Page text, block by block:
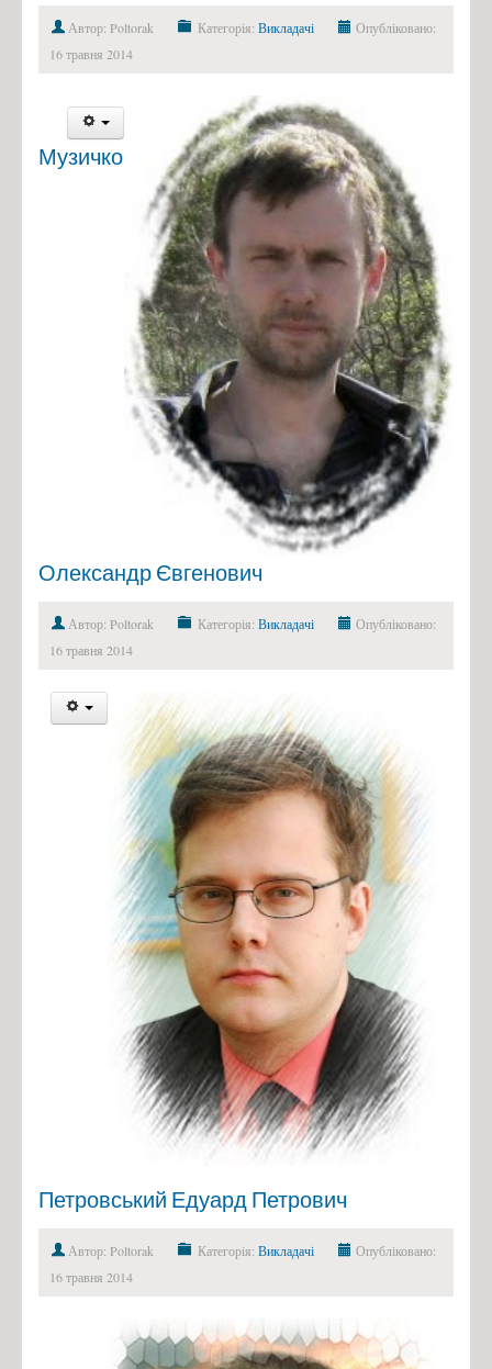
Автор: Poltorak Категорія: Викладачі
Опубліковано:
16 травня 2014
Музичко
Олександр Євгенович
Автор: Poltorak Категорія: Викладачі
Опубліковано:
16 травня 2014
Петровський Едуард Петрович
Автор: Poltorak Категорія: Викладачі
Опубліковано:
16 травня 2014